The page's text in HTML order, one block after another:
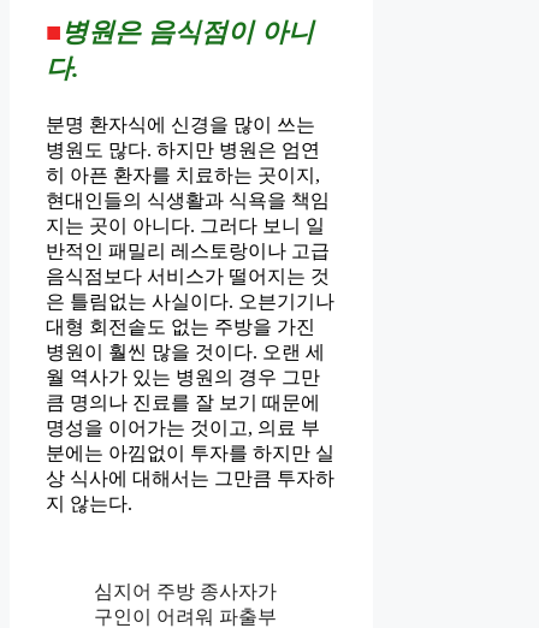
■ 병원은 음식점이 아니
다.
분명 환자식에 신경을 많이 쓰는
병원도 많다. 하지만 병원은 엄연
히 아픈 환자를 치료하는 곳이지,
현대인들의 식생활과 식욕을 책임
지는 곳이 아니다. 그러다 보니 일
반적인 패밀리 레스토랑이나 고급
음식점보다 서비스가 떨어지는 것
은 틀림없는 사실이다. 오븐기기나
대형 회전솥도 없는 주방을 가진
병원이 훨씬 많을 것이다. 오랜 세
월 역사가 있는 병원의 경우 그만
큼 명의나 진료를 잘 보기 때문에
명성을 이어가는 것이고, 의료 부
분에는 아낌없이 투자를 하지만 실
상 식사에 대해서는 그만큼 투자하
지 않는다.
심지어 주방 종사자가
구인이 어려워 파출부